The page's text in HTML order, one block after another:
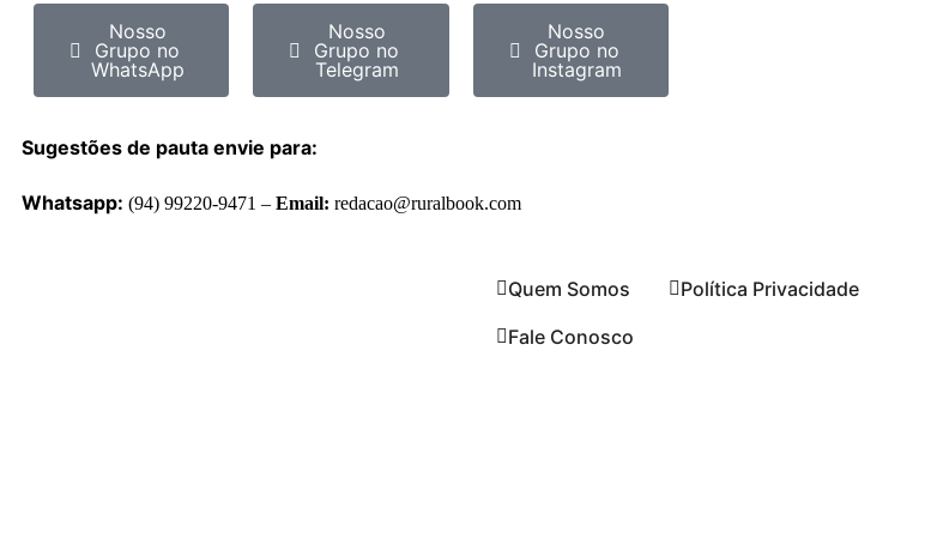
Nosso
Grupo no
WhatsApp
Nosso
Grupo no
Telegram
Nosso
Grupo no
Instagram
Sugestões de pauta envie para:
Whatsapp: (94) 99220-9471 – Email: redacao@ruralbook.com
Quem Somos
Política Privacidade
Fale Conosco